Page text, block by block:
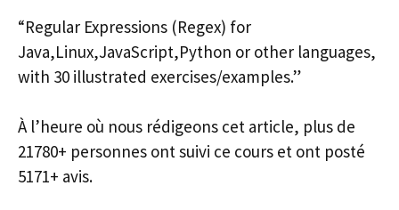
“Regular Expressions (Regex) for
Java,Linux,JavaScript,Python or other languages,
with 30 illustrated exercises/examples.”
À l’heure où nous rédigeons cet article, plus de
21780+ personnes ont suivi ce cours et ont posté
5171+ avis.